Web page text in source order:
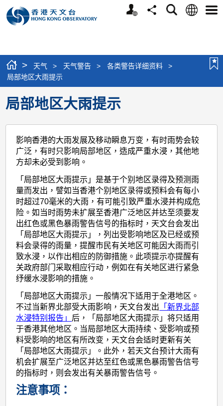
个
分
搜
语
选
> 天气 > 天气警告 > 各类警告详细资料
>
局部地区大雨提示
局部地区大雨提示
影响香港的大雨发展及移动瞬息万变，有时雨势会较
广泛，有时只影响局部地区，造成严重水浸，其他地
方却未必受到影响。
「局部地区大雨提示」是基于个别地区录得及预测雨
量而发出，譬如当香港个别地区录得或预料会有每小
时超过70毫米的大雨，有可能引致严重水浸并构成危
险。如当时雨势未扩展至香港广泛地区并达至须要发
出红色或黑色暴雨警告信号的指标时，天文台会发出
「局部地区大雨提示」，列出受影响地区及已经或预
料会录得的雨量，提醒市民有关地区可能因大雨而引
致水浸，以作出相应的防御措施。此项提示亦提醒有
关政府部门采取相应行动，例如在有关地区进行紧急
纾缓水浸影响的措施。
「局部地区大雨提示」一般情况下适用于全港地区。
不过当新界北部受大雨影响，天文台发出 「新界北部
水浸特别报告」 后，「局部地区大雨提示」将只适用
于香港其他地区。当局部地区大雨持续、受影响或预
料受影响的地区有所改变，天文台会适时更新有关
「局部地区大雨提示」。此外，若天文台预计大雨有
机会扩展至广泛地区并达至红色或黑色暴雨警告信号
的指标时，则会发出有关暴雨警告信号。
注意事项：